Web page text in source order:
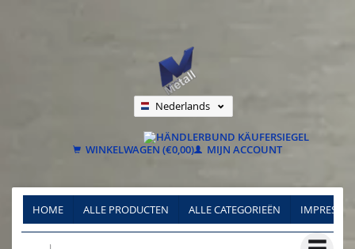
Nederlands
Français
WINKELWAGEN (€0,00) MIJN ACCOUNT
HOME ALLE PRODUCTEN ALLE CATEGORIEËN